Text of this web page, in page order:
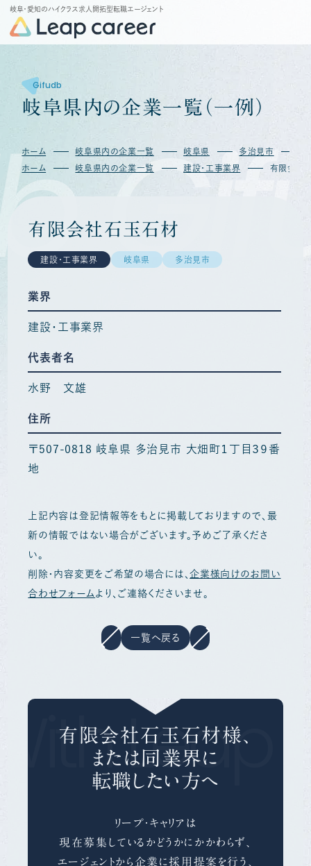
岐阜・愛知のハイクラス求人開拓型転職エージェント
Gifudb
岐阜県 内の企業一覧 （ 一例 ）
ホーム 岐阜県内の企業一覧 岐阜県 多治見市
ホーム
岐阜県内の企業一覧 建設・工事業界 有限会社
有限会社石玉石材
建設・工事業界 岐阜県 多治見市
業界
建設・工事業界
代表者名
水野 文雄
住所
〒507-0818 岐阜県 多治見市 大畑町１丁目３９番
地
上記内容は登記情報等をもとに掲載しておりますので、最
新の情報ではない場合がございます。予めご了承くださ
い。
削除・内容変更をご希望の場合には、企業様向けのお問い
合わせフォーム より、ご連絡くださいませ。
一覧へ戻る
Leap
有限会社石玉石材様、
または同業界に
転職したい方へ
リープ・キャリアは
現在募集しているかどうかにかかわらず、
エージェントから企業に採用提案を行う、